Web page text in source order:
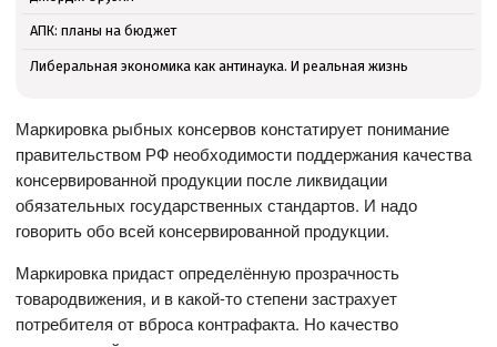
АПК: планы на бюджет
Либеральная экономика как антинаука. И реальная жизнь
Маркировка рыбных консервов констатирует понимание
правительством РФ необходимости поддержания качества
консервированной продукции после ликвидации
обязательных государственных стандартов. И надо
говорить обо всей консервированной продукции.
Маркировка придаст определённую прозрачность
товародвижения, и в какой-то степени застрахует
потребителя от вброса контрафакта. Но качество